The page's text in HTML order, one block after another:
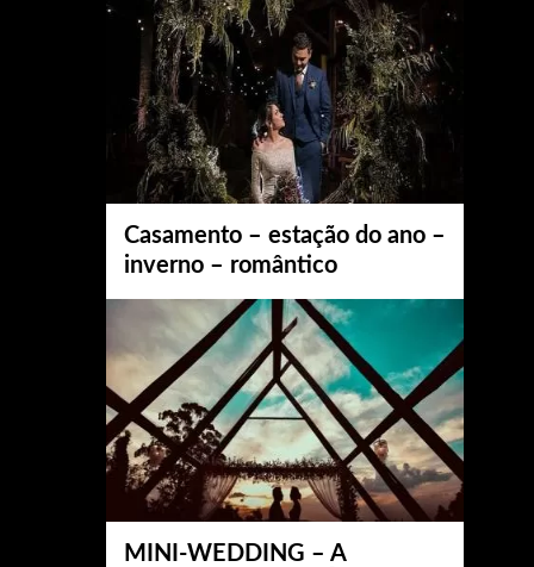
Casamento – estação do ano –
inverno – romântico
MINI-WEDDING – A